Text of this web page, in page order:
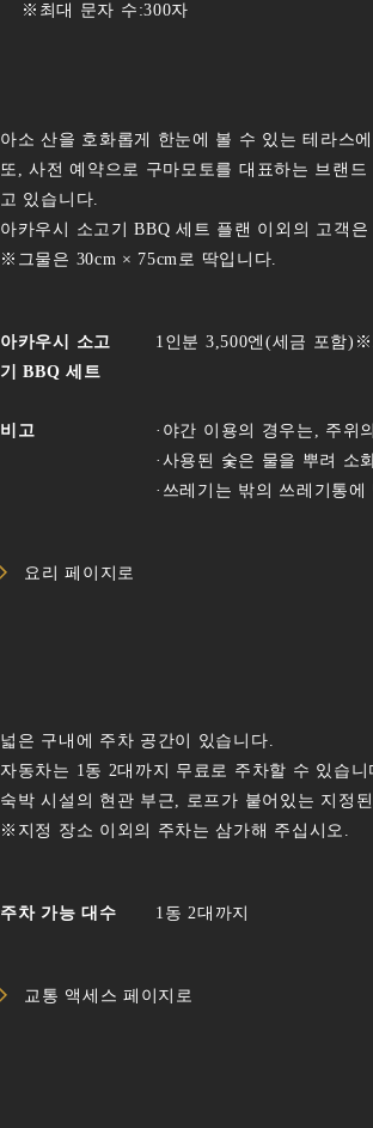
※최대 문자 수:300자
아소 산을 호화롭게 한눈에 볼 수 있는 테라스
또, 사전 예약으로 구마모토를 대표하는 브랜
고 있습니다.
아카우시 소고기 BBQ 세트 플랜 이외의 고객
※그물은 30cm × 75cm로 딱입니다.
아카우시 소고
기 BBQ 세트
1인분 3,500엔(세금 포함
비고
·야간 이용의 경우는, 주위
·사용된 숯은 물을 뿌려 소
·쓰레기는 밖의 쓰레기통
요리 페이지로
넓은 구내에 주차 공간이 있습니다.
자동차는 1동 2대까지 무료로 주차할 수 있습니
숙박 시설의 현관 부근, 로프가 붙어있는 지정
※지정 장소 이외의 주차는 삼가해 주십시오.
주차 가능 대수 1동 2대까지
교통 액세스 페이지로